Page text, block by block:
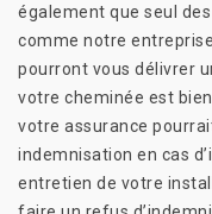
également que seul
comme notre
pourront vous délivrer
votre cheminée est
votre assurance
indemnisation en cas
entretien de votre